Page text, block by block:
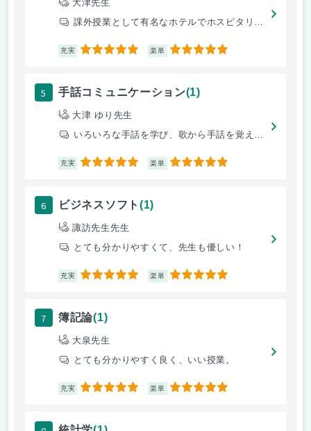
大津先生
課外授業として有名なホテルでホスピタリティの研修をおこなった
充実 5 楽単 5
5 手話コミュニケーション(1)
大津 ゆり先生
いろいろな手話を学び、歌から手話を覚えるのは面白かったし覚えやすかった
充実 5 楽単 5
6 ビジネスソフト (1)
諏訪先生先生
とても分かりやすくて、先生も優しい！
充実 5 楽単 5
7 簿記論(1)
大泉先生
とても分かりやすく良く、いい授業。
充実 5 楽単 5